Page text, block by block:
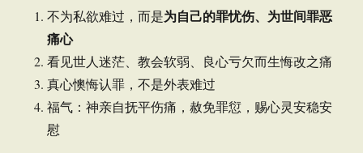
不为私欲难过，而是为自己的罪忧伤、为世间罪恶
痛心
看见世人迷茫、教会软弱、良心亏欠而生悔改之痛
真心懊悔认罪，不是外表难过
福气：神亲自抚平伤痛，赦免罪愆，赐心灵安稳安
慰